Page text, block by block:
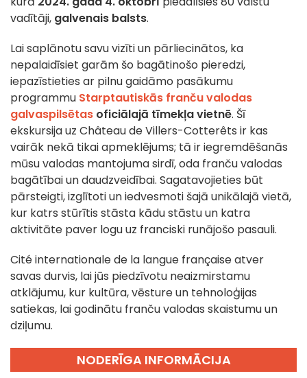
vadītāji, galvenais balsts.
Lai saplānotu savu vizīti un pārliecinātos, ka
nepalaidīsiet garām šo bagātinošo pieredzi,
iepazīstieties ar pilnu gaidāmo pasākumu
programmu Starptautiskās franču valodas
galvaspilsētas oficiālajā tīmekļa vietnē. Šī
ekskursija uz Château de Villers-Cotterêts ir kas
vairāk nekā tikai apmeklējums; tā ir iegremdēšanās
mūsu valodas mantojuma sirdī, oda franču valodas
bagātībai un daudzveidībai. Sagatavojieties būt
pārsteigti, izglītoti un iedvesmoti šajā unikālajā vietā,
kur katrs stūrītis stāsta kādu stāstu un katra
aktivitāte paver logu uz franciski runājošo pasauli.
Cité internationale de la langue française atver
savas durvis, lai jūs piedzīvotu neaizmirstamu
atklājumu, kur kultūra, vēsture un tehnoloģijas
satiekas, lai godinātu franču valodas skaistumu un
dziļumu.
NODERĪGA INFORMĀCIJA